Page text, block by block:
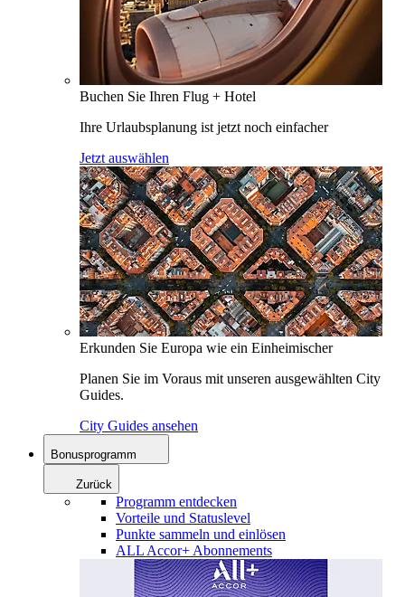
Buchen Sie Ihren Flug + Hotel
Ihre Urlaubsplanung ist jetzt noch einfacher
Jetzt auswählen
Erkunden Sie Europa wie ein Einheimischer
Planen Sie im Voraus mit unseren ausgewählten City
Guides.
City Guides ansehen
Bonusprogramm
Zurück
Programm entdecken
Vorteile und Statuslevel
Punkte sammeln und einlösen
ALL Accor+ Abonnements